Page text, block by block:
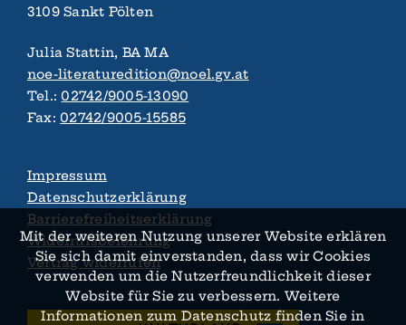
3109 Sankt Pölten
Julia Stattin, BA MA
noe-literaturedition@noel.gv.at
Tel.:02742/9005-13090
Fax:02742/9005-15585
Impressum
Datenschutzerklärung
Barrierefreiheitserklärung
Widerrufsbelehrung
Vertrag widerrufen
Mit der weiteren Nutzung unserer Website erklären
Sie sich damit ein­verstanden, dass wir Cookies
verwenden um die Nutzer­­freundlichkeit dieser
Website für Sie zu verbessern. Weitere
Informationen zum Daten­schutz finden Sie in